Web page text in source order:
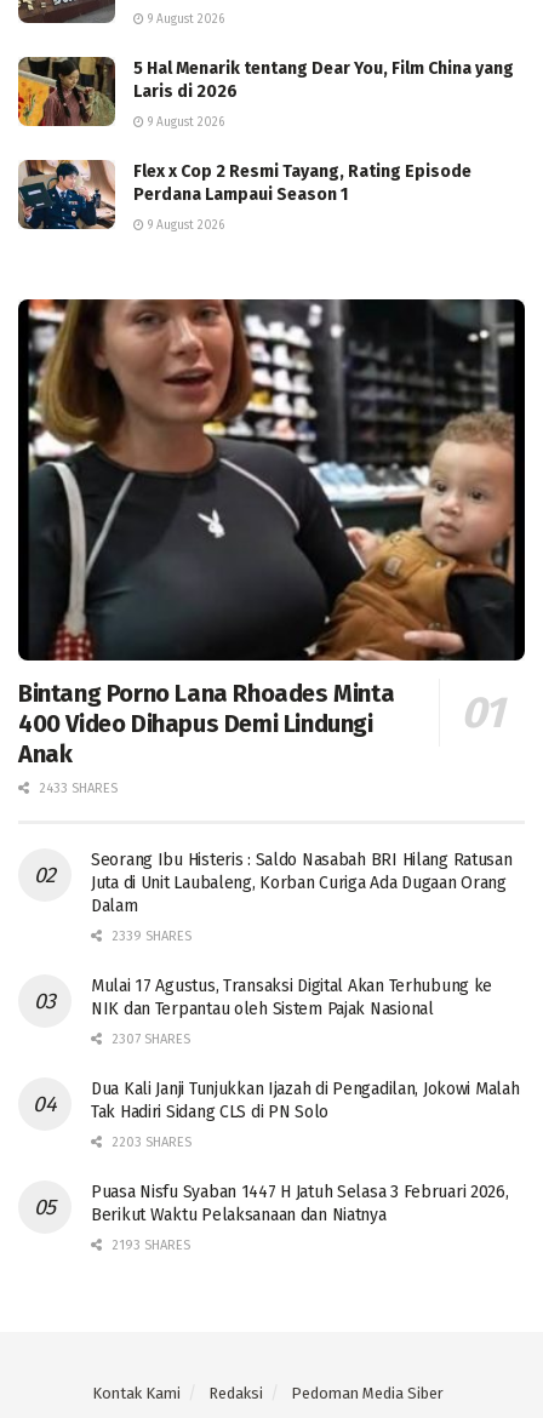
9 August 2026
5 Hal Menarik tentang Dear You, Film China yang
Laris di 2026
9 August 2026
Flex x Cop 2 Resmi Tayang, Rating Episode
Perdana Lampaui Season 1
9 August 2026
Bintang Porno Lana Rhoades Minta
400 Video Dihapus Demi Lindungi
Anak
2433 SHARES
Seorang Ibu Histeris : Saldo Nasabah BRI Hilang Ratusan
Juta di Unit Laubaleng, Korban Curiga Ada Dugaan Orang
Dalam
2339 SHARES
Mulai 17 Agustus, Transaksi Digital Akan Terhubung ke
NIK dan Terpantau oleh Sistem Pajak Nasional
2307 SHARES
Dua Kali Janji Tunjukkan Ijazah di Pengadilan, Jokowi Malah
Tak Hadiri Sidang CLS di PN Solo
2203 SHARES
Puasa Nisfu Syaban 1447 H Jatuh Selasa 3 Februari 2026,
Berikut Waktu Pelaksanaan dan Niatnya
2193 SHARES
Kontak Kami Redaksi Pedoman Media Siber